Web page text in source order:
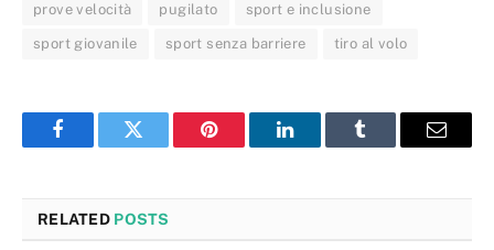
prove velocità pugilato sport e inclusione
sport giovanile sport senza barriere tiro al volo
FacebookTwitter Pinterest LinkedInTumblr Email
RELATED POSTS